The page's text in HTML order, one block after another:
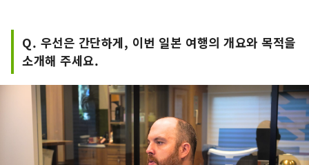
Q. 우선은 간단하게, 이번 일본 여행의 개요와 목적을
소개해 주세요.